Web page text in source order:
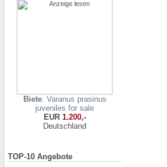
Biete: Varanus prasinus
juveniles for sale
EUR1.200,-
Deutschland
TOP-10 Angebote